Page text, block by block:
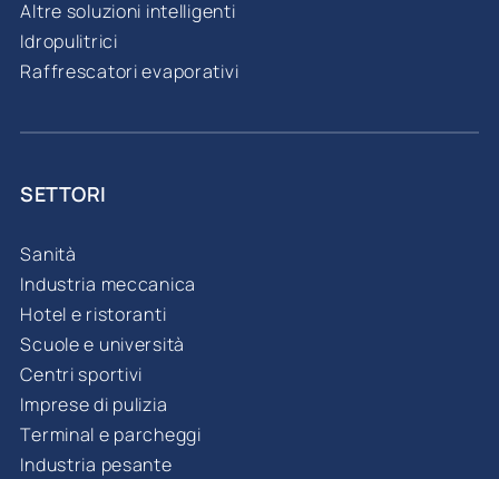
Altre soluzioni intelligenti
Idropulitrici
Raffrescatori evaporativi
SETTORI
Sanità
Industria meccanica
Hotel e ristoranti
Scuole e università
Centri sportivi
Imprese di pulizia
Terminal e parcheggi
Industria pesante